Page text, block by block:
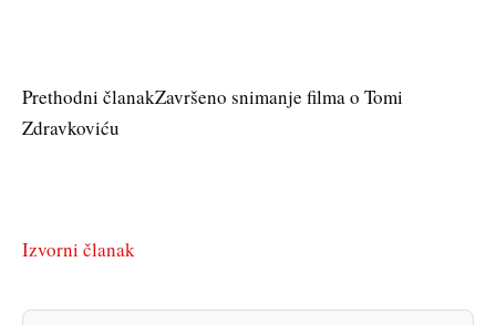
Prethodni članakZavršeno snimanje filma o Tomi
Zdravkoviću
Izvorni članak